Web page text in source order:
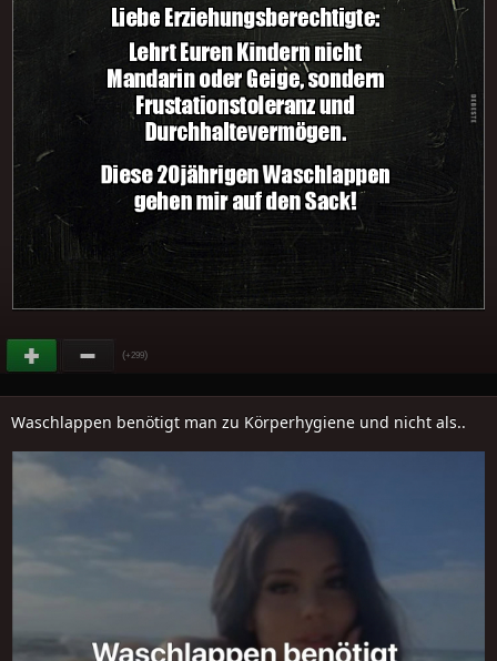
(+299)
Waschlappen benötigt man zu Körperhygiene und nicht als..